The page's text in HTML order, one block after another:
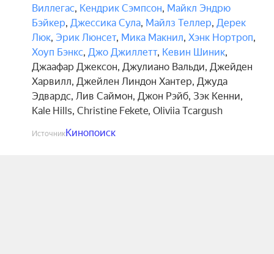
Виллегас, Кендрик Сэмпсон, Майкл Эндрю
Бэйкер, Джессика Сула, Майлз Теллер, Дерек
Люк, Эрик Люнсет, Мика Макнил, Хэнк Нортроп,
Хоуп Бэнкс, Джо Джиллетт, Кевин Шиник,
Джаафар Джексон, Джулиано Вальди, Джейден
Харвилл, Джейлен Линдон Хантер, Джуда
Эдвардс, Лив Саймон, Джон Рэйб, Зэк Кенни,
Kale Hills, Christine Fekete, Oliviia Tcargush
ИсточникКинопоиск